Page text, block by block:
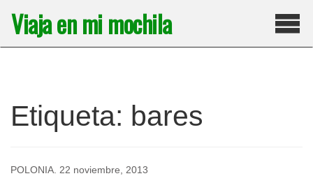
contenido
Viaja en mi mochila
Etiqueta: bares
POLONIA 22 noviembre, 2013